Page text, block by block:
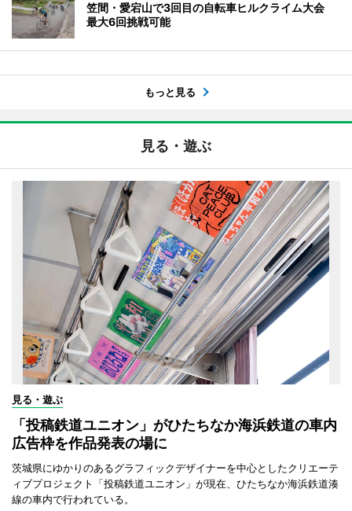
笠間・愛宕山で3回目の自転車ヒルクライム大会
最大6回挑戦可能
もっと見る
見る・遊ぶ
見る・遊ぶ
「投稿鉄道ユニオン」がひたちなか海浜鉄道の車内
広告枠を作品発表の場に
茨城県にゆかりのあるグラフィックデザイナーを中心としたクリエーテ
ィブプロジェクト「投稿鉄道ユニオン」が現在、ひたちなか海浜鉄道湊
線の車内で行われている。